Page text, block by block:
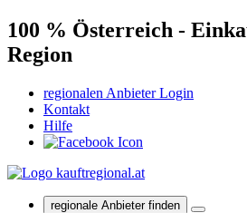
100 % Österreich -
Region
regionalen Anbieter Login
Kontakt
Hilfe
regionale Anbieter finden